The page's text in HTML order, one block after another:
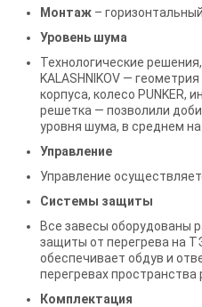
Монтаж –
Уровень шума
Технологические
KALASHNIKOV —
корпуса, колесо PUNKER,
решетка — позволили
уровня шума, в среднем
Управление
Управление
Системы защиты
Все завесы оборудованы
защиты от перегрева на
обеспечивает обдув и
перегревах
Комплектация